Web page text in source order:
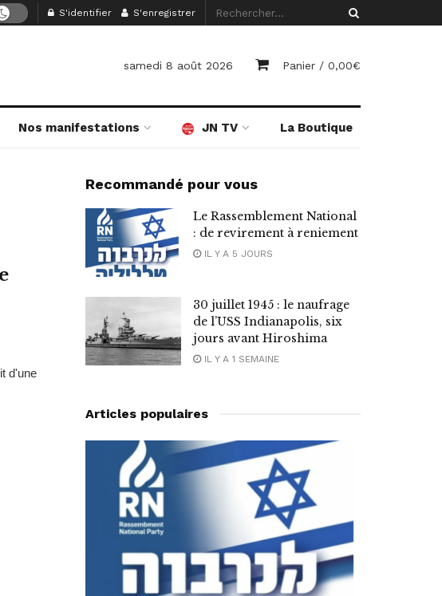
S'identifier S'enregistrer
samedi 8 août 2026 Panier / 0,00€
Nos manifestations JN TV La Boutique
d'une
Recommandé pour vous
Le Rassemblement National
: de revirement à reniement
IL Y A 5 JOURS
30 juillet 1945 : le naufrage
de l’USS Indianapolis, six
jours avant Hiroshima
IL Y A 1 SEMAINE
Articles populaires